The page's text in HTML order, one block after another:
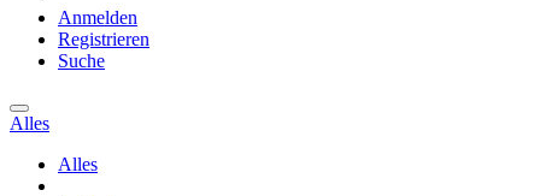
Anmelden
Registrieren
Suche
Alles
Alles